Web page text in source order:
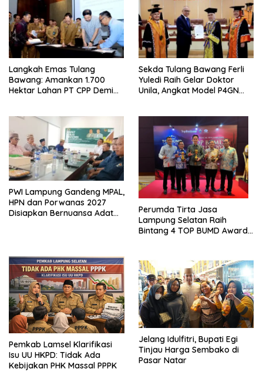
Langkah Emas Tulang
Bawang: Amankan 1.700
Hektar Lahan PT CPP Demi
Sekda Tulang Bawang Ferli
Yuledi Raih Gelar Doktor
Unila, Angkat Model P4GN
PWI Lampung Gandeng MPAL,
HPN dan Porwanas 2027
Disiapkan Bernuansa Adat
Perumda Tirta Jasa
Lampung Selatan Raih
Bintang 4 TOP BUMD Awards
Pemkab Lamsel Klarifikasi
Isu UU HKPD: Tidak Ada
Kebijakan PHK Massal PPPK
Jelang Idulfitri, Bupati Egi
Tinjau Harga Sembako di
Pasar Natar